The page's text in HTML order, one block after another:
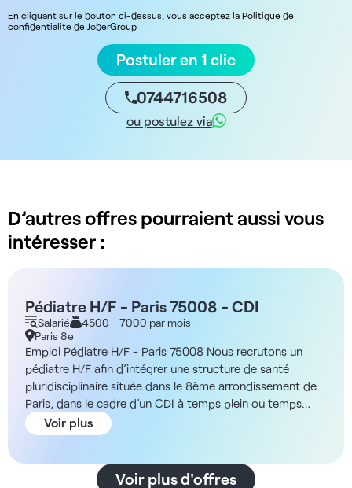
En cliquant sur le bouton ci-dessus, vous acceptez la Politique de
confidentialite de JoberGroup
Postuler en 1 clic
0744716508
ou postulez via
D’autres offres pourraient aussi vous
intéresser :
Pédiatre H/F - Paris 75008 - CDI
Salarié
4500 - 7000 par mois
Paris 8e
Emploi Pédiatre H/F - Paris 75008 Nous recrutons un
pédiatre H/F afin d’intégrer une structure de santé
pluridisciplinaire située dans le 8ème arrondissement de
Paris, dans le cadre d’un CDI à temps plein ou temps
partiel. Description En tant que pédiatre, vous intégrerez
une équipe dynamique et diversifiée. Vous exercerez
avec des spécialistes de différents domaines dans un
Voir plus
Voir plus d'offres